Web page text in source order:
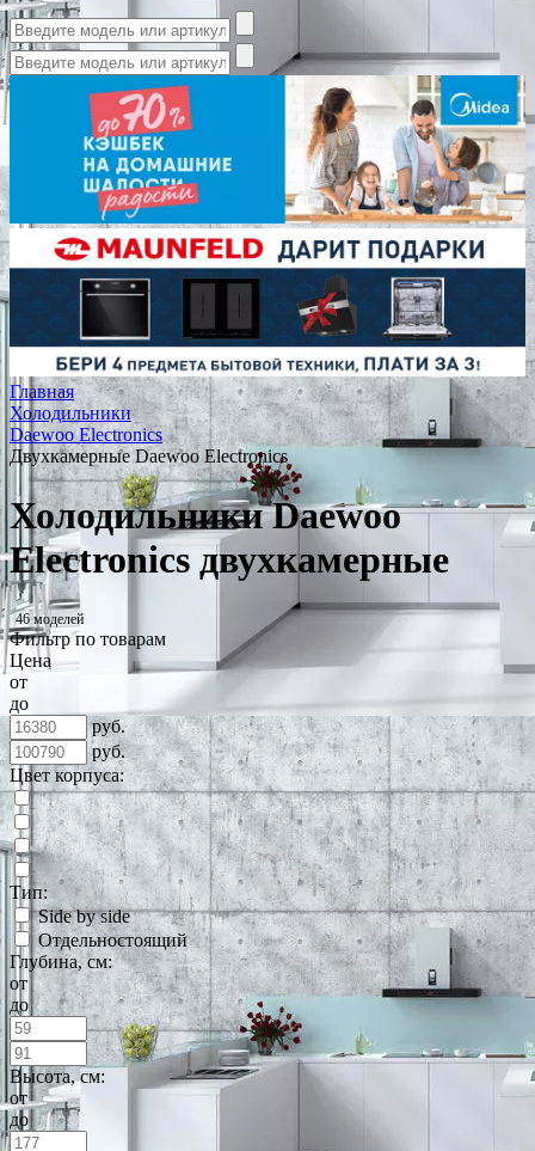
Главная
Холодильники
Daewoo Electronics
Двухкамерные Daewoo Electronics
Холодильники Daewoo
Electronics двухкамерные
46 моделей
Фильтр по товарам
Цена
от
до
руб.
руб.
Цвет корпуса:
Тип:
Side by side
Отдельностоящий
Глубина, см:
от
до
Высота, см:
от
до